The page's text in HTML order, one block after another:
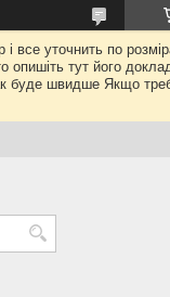
уточнить по
тут його
буде швидше Якщо